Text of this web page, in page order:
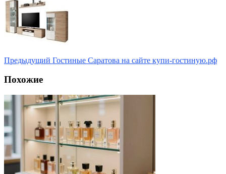
Предыдущий Гостиные Саратова на сайте купи-гостиную.рф
Похожие